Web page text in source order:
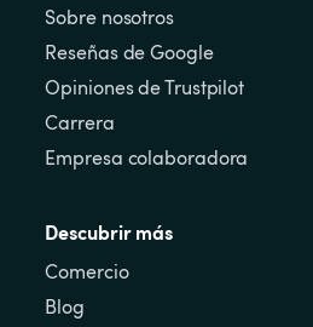
Sobre nosotros
Reseñas de Google
Opiniones de Trustpilot
Carrera
Empresa colaboradora
Descubrir más
Comercio
Blog